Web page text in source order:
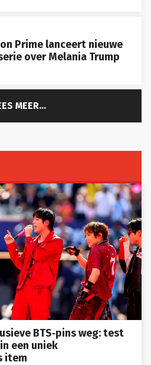
Prime lanceert nieuwe
over Melania Trump
MEER...
BTS‑pins weg: test
een uniek
item